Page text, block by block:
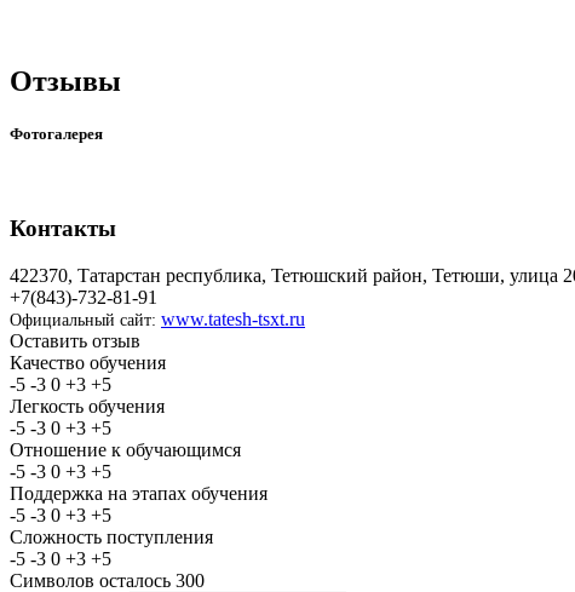
Отзывы
Фотогалерея
Контакты
422370, Татарстан республика, Тетюшский район, Тетюши, улица
+7(843)-732-81-91
Официальный сайт: www.tatesh-tsxt.ru
Оставить отзыв
Качество обучения
-5 -3 0 +3 +5
Легкость обучения
-5 -3 0 +3 +5
Отношение к обучающимся
-5 -3 0 +3 +5
Поддержка на этапах обучения
-5 -3 0 +3 +5
Сложность поступления
-5 -3 0 +3 +5
Символов осталось 300